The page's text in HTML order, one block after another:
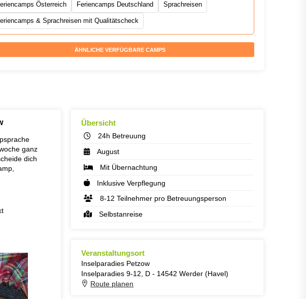
Österreich Feriencamps Deutschland Sprachreisen
& Sprachreisen mit Qualitätscheck
ÄHNLICHE VERFÜGBARE CAMPS
ganz
dich
Übersicht
24h Betreuung
August
Mit Übernachtung
Inklusive Verpflegung
8-12 Teilnehmer pro Betreuungsperson
Selbstanreise
Veranstaltungsort
Inselparadies Petzow
Inselparadies 9-12, D - 14542 Werder (Havel)
Route planen